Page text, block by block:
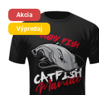
Akcia
Výpredaj